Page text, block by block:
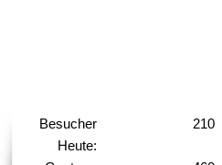
Besucher
Heute:
210